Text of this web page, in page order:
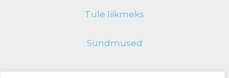
Tule liikmeks
Sündmused